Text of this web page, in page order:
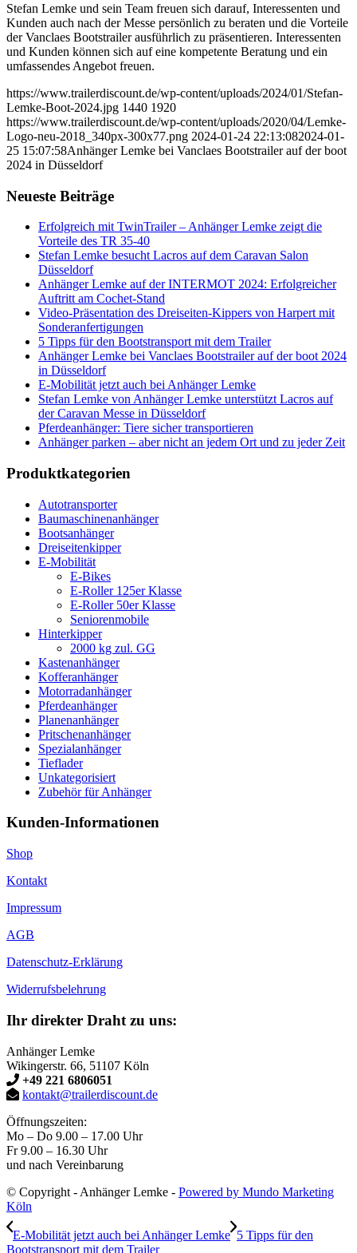
Stefan Lemke und sein Team freuen sich darauf, Interessenten und
Kunden auch nach der Messe persönlich zu beraten und die Vorteile
der Vanclaes Bootstrailer ausführlich zu präsentieren. Interessenten
und Kunden können sich auf eine kompetente Beratung und ein
umfassendes Angebot freuen.
https://www.trailerdiscount.de/wp-content/uploads/2024/01/Stefan-
Lemke-Boot-2024.jpg 1440 1920
https://www.trailerdiscount.de/wp-content/uploads/2020/04/Lemke-
Logo-neu-2018_340px-300x77.png 2024-01-24 22:13:082024-01-
25 15:07:58Anhänger Lemke bei Vanclaes Bootstrailer auf der boot
2024 in Düsseldorf
Neueste Beiträge
Erfolgreich mit TwinTrailer – Anhänger Lemke zeigt die
Vorteile des TR 35-40
Stefan Lemke besucht Lacros auf dem Caravan Salon
Düsseldorf
Anhänger Lemke auf der INTERMOT 2024: Erfolgreicher
Auftritt am Cochet-Stand
Video-Präsentation des Dreiseiten-Kippers von Harpert mit
Sonderanfertigungen
5 Tipps für den Bootstransport mit dem Trailer
Anhänger Lemke bei Vanclaes Bootstrailer auf der boot 2024
in Düsseldorf
E-Mobilität jetzt auch bei Anhänger Lemke
Stefan Lemke von Anhänger Lemke unterstützt Lacros auf
der Caravan Messe in Düsseldorf
Pferdeanhänger: Tiere sicher transportieren
Anhänger parken – aber nicht an jedem Ort und zu jeder Zeit
Produktkategorien
Autotransporter
Baumaschinenanhänger
Bootsanhänger
Dreiseitenkipper
E-Mobilität
E-Bikes
E-Roller 125er Klasse
E-Roller 50er Klasse
Seniorenmobile
Hinterkipper
2000 kg zul. GG
Kastenanhänger
Kofferanhänger
Motorradanhänger
Pferdeanhänger
Planenanhänger
Pritschenanhänger
Spezialanhänger
Tieflader
Unkategorisiert
Zubehör für Anhänger
Kunden-Informationen
Shop
Kontakt
Impressum
AGB
Datenschutz-Erklärung
Widerrufsbelehrung
Ihr direkter Draht zu uns:
Anhänger Lemke
Wikingerstr. 66, 51107 Köln
+49 221 6806051
kontakt@trailerdiscount.de
Öffnungszeiten:
Mo – Do 9.00 – 17.00 Uhr
Fr 9.00 – 16.30 Uhr
und nach Vereinbarung
© Copyright - Anhänger Lemke - Powered by Mundo Marketing
Köln
E-Mobilität jetzt auch bei Anhänger Lemke 5 Tipps für den
Bootstransport mit dem Trailer